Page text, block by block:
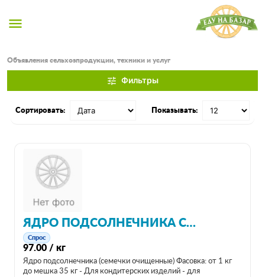
menu
Объявления сельхозпродукции, техники и услуг
tune Фильтры
Сортировать: Показывать:
ЯДРО ПОДСОЛНЕЧНИКА СЕМЯ ОЧИЩЕННОЕ В НИЖНЕМ НОВГОРОДЕ
Спрос
97.00 / кг
Ядро подсолнечника (семечки очищенные) Фасовка: от 1 кг
до мешка 35 кг - Для кондитерских изделий - для